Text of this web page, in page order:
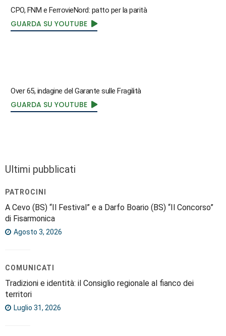
CPO, FNM e FerrovieNord: patto per la parità
GUARDA SU YOUTUBE
Over 65, indagine del Garante sulle Fragilità
GUARDA SU YOUTUBE
Ultimi pubblicati
PATROCINI
A Cevo (BS) “Il Festival” e a Darfo Boario (BS) “Il Concorso”
di Fisarmonica
Agosto 3, 2026
COMUNICATI
Tradizioni e identità: il Consiglio regionale al fianco dei
territori
Luglio 31, 2026